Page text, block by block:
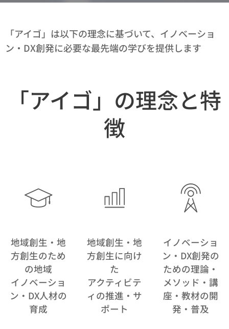
「アイゴ」は以下の理念に基づいて、イノベーショ
ン・DX創発に必要な最先端の学びを提供します
「アイゴ」の理念と特
徴
地域創生・地
方創生のため
の地域
イノベーショ
ン・DX人材の
育成
地域創生・地
方創生に向け
た
アクティビテ
ィの推進・サ
ポート
イノベーショ
ン・DX創発の
ための理論・
メソッド・講
座・教材の開
発・普及